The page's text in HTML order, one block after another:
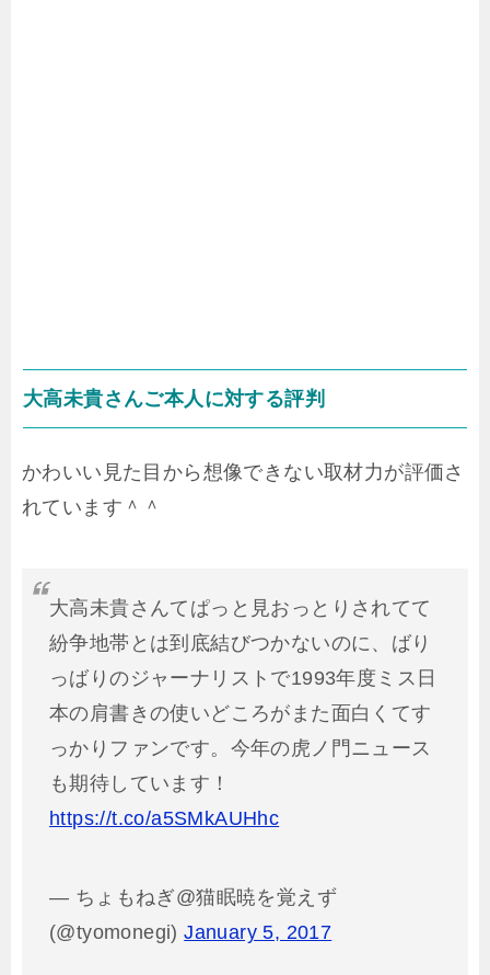
大高未貴さんご本人に対する評判
かわいい見た目から想像できない取材力が評価さ
れています＾＾
大高未貴さんてぱっと見おっとりされてて
紛争地帯とは到底結びつかないのに、ばり
っばりのジャーナリストで1993年度ミス日
本の肩書きの使いどころがまた面白くてす
っかりファンです。今年の虎ノ門ニュース
も期待しています！
https://t.co/a5SMkAUHhc
— ちょもねぎ@猫眠暁を覚えず
(@tyomonegi)January 5, 2017